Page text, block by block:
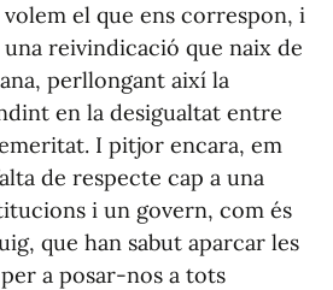
el que ens correspon, i
reivindicació que naix de
perllongant així la
en la desigualtat entre
I pitjor encara, em
de respecte cap a una
i un govern, com és
que han sabut aparcar les
a posar-nos a tots